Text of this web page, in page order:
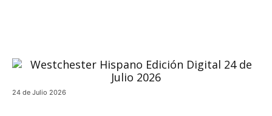
24 de Julio 2026